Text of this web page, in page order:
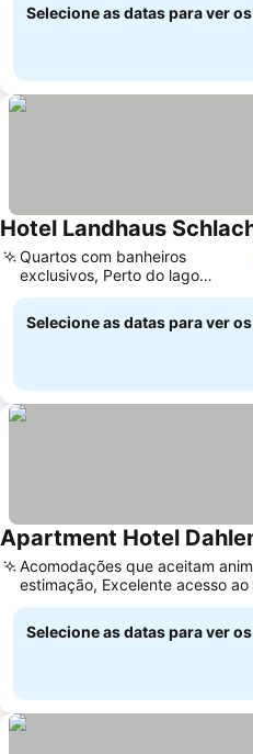
Selecione as datas para ver
Hotel Landhaus
Quartos com banheiros
exclusivos, Perto do lago
Schlachtensee
Selecione as datas para ver
Apartment Hotel
Acomodações que aceitam
estimação, Excelente acesso
público
Selecione as datas para ver